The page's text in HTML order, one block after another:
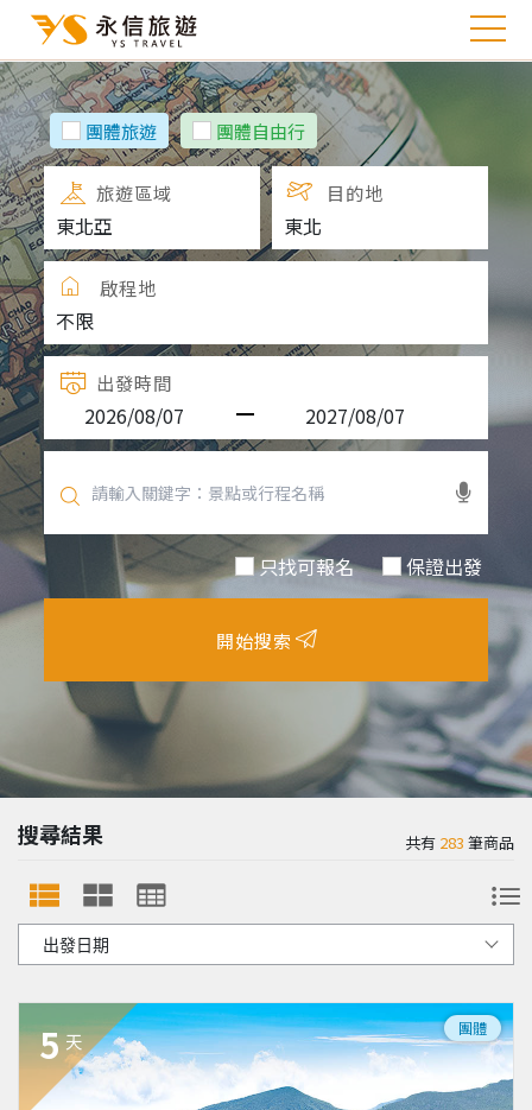
團體旅遊 團體自由行
旅遊區域 目的地
啟程地
出發時間
只找可報名 保證出發
開始搜索
搜尋結果 共有 283 筆商品
5 天
團體